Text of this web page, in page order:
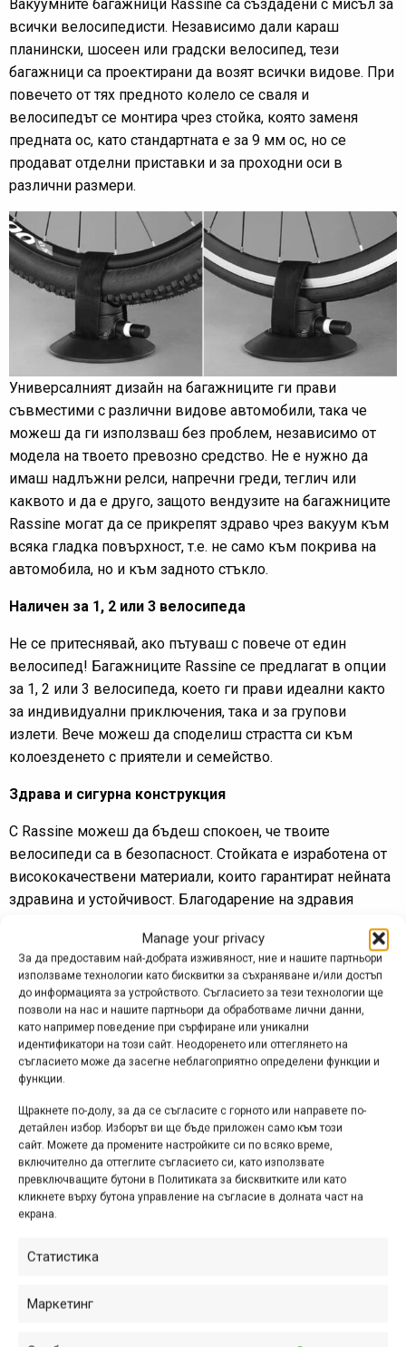
Manage your privacy
За да предоставим най-добрата изживяност, ние и нашите партньори
използваме технологии като бисквитки за съхраняване и/или достъп
до информацията за устройството. Съгласието за тези технологии ще
позволи на нас и нашите партньори да обработваме лични данни,
като например поведение при сърфиране или уникални
идентификатори на този сайт. Неодоренето или оттеглянето на
съгласието може да засегне неблагоприятно определени функции и
функции.
Щракнете по-долу, за да се съгласите с горното или направете по-
детайлен избор. Изборът ви ще бъде приложен само към този
сайт. Можете да промените настройките си по всяко време,
включително да оттеглите съгласието си, като използвате
превключващите бутони в Политиката за бисквитките или като
кликнете върху бутона управление на съгласие в долната част на
екрана.
Статистика
Маркетинг
Вакуумните багажници Rassine са създадени с мисъл за
всички велосипедисти. Независимо дали караш
планински, шосеен или градски велосипед, тези
багажници са проектирани да возят всички видове. При
повечето от тях предното колело се сваля и
велосипедът се монтира чрез стойка, която заменя
предната ос, като стандартната е за 9 мм ос, но се
продават отделни приставки и за проходни оси в
различни размери.
Универсалният дизайн на багажниците ги прави
съвместими с различни видове автомобили, така че
можеш да ги използваш без проблем, независимо от
модела на твоето превозно средство. Не е нужно да
имаш надлъжни релси, напречни греди, теглич или
каквото и да е друго, защото вендузите на багажниците
Rassine могат да се прикрепят здраво чрез вакуум към
всяка гладка повърхност, т.е. не само към покрива на
автомобила, но и към задното стъкло.
Наличен за 1, 2 или 3 велосипеда
Не се притеснявай, ако пътуваш с повече от един
велосипед! Багажниците Rassine се предлагат в опции
за 1, 2 или 3 велосипеда, което ги прави идеални както
за индивидуални приключения, така и за групови
излети. Вече можеш да споделиш страстта си към
колоезденето с приятели и семейство.
Здрава и сигурна конструкция
С Rassine можеш да бъдеш спокоен, че твоите
велосипеди са в безопасност. Стойката е изработена от
висококачествени материали, които гарантират нейната
здравина и устойчивост. Благодарение на здравия
останат стабилни дори при дълги пътувания или неравни
пътища, независимо дали времето е дъждовно или
слънчево. Багажниците са тествани в лаборатория дори
при най-лоши климатични условия и поради това
отговарят на всички европейски стандарти за
безопасност, което се доказва от сертификата CE.